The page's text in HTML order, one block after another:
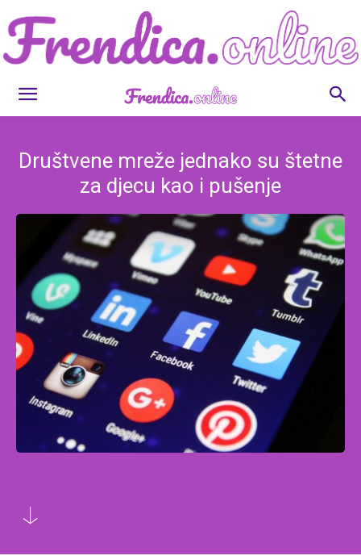
Frendica.online
Društvene mreže jednako su štetne
za djecu kao i pušenje